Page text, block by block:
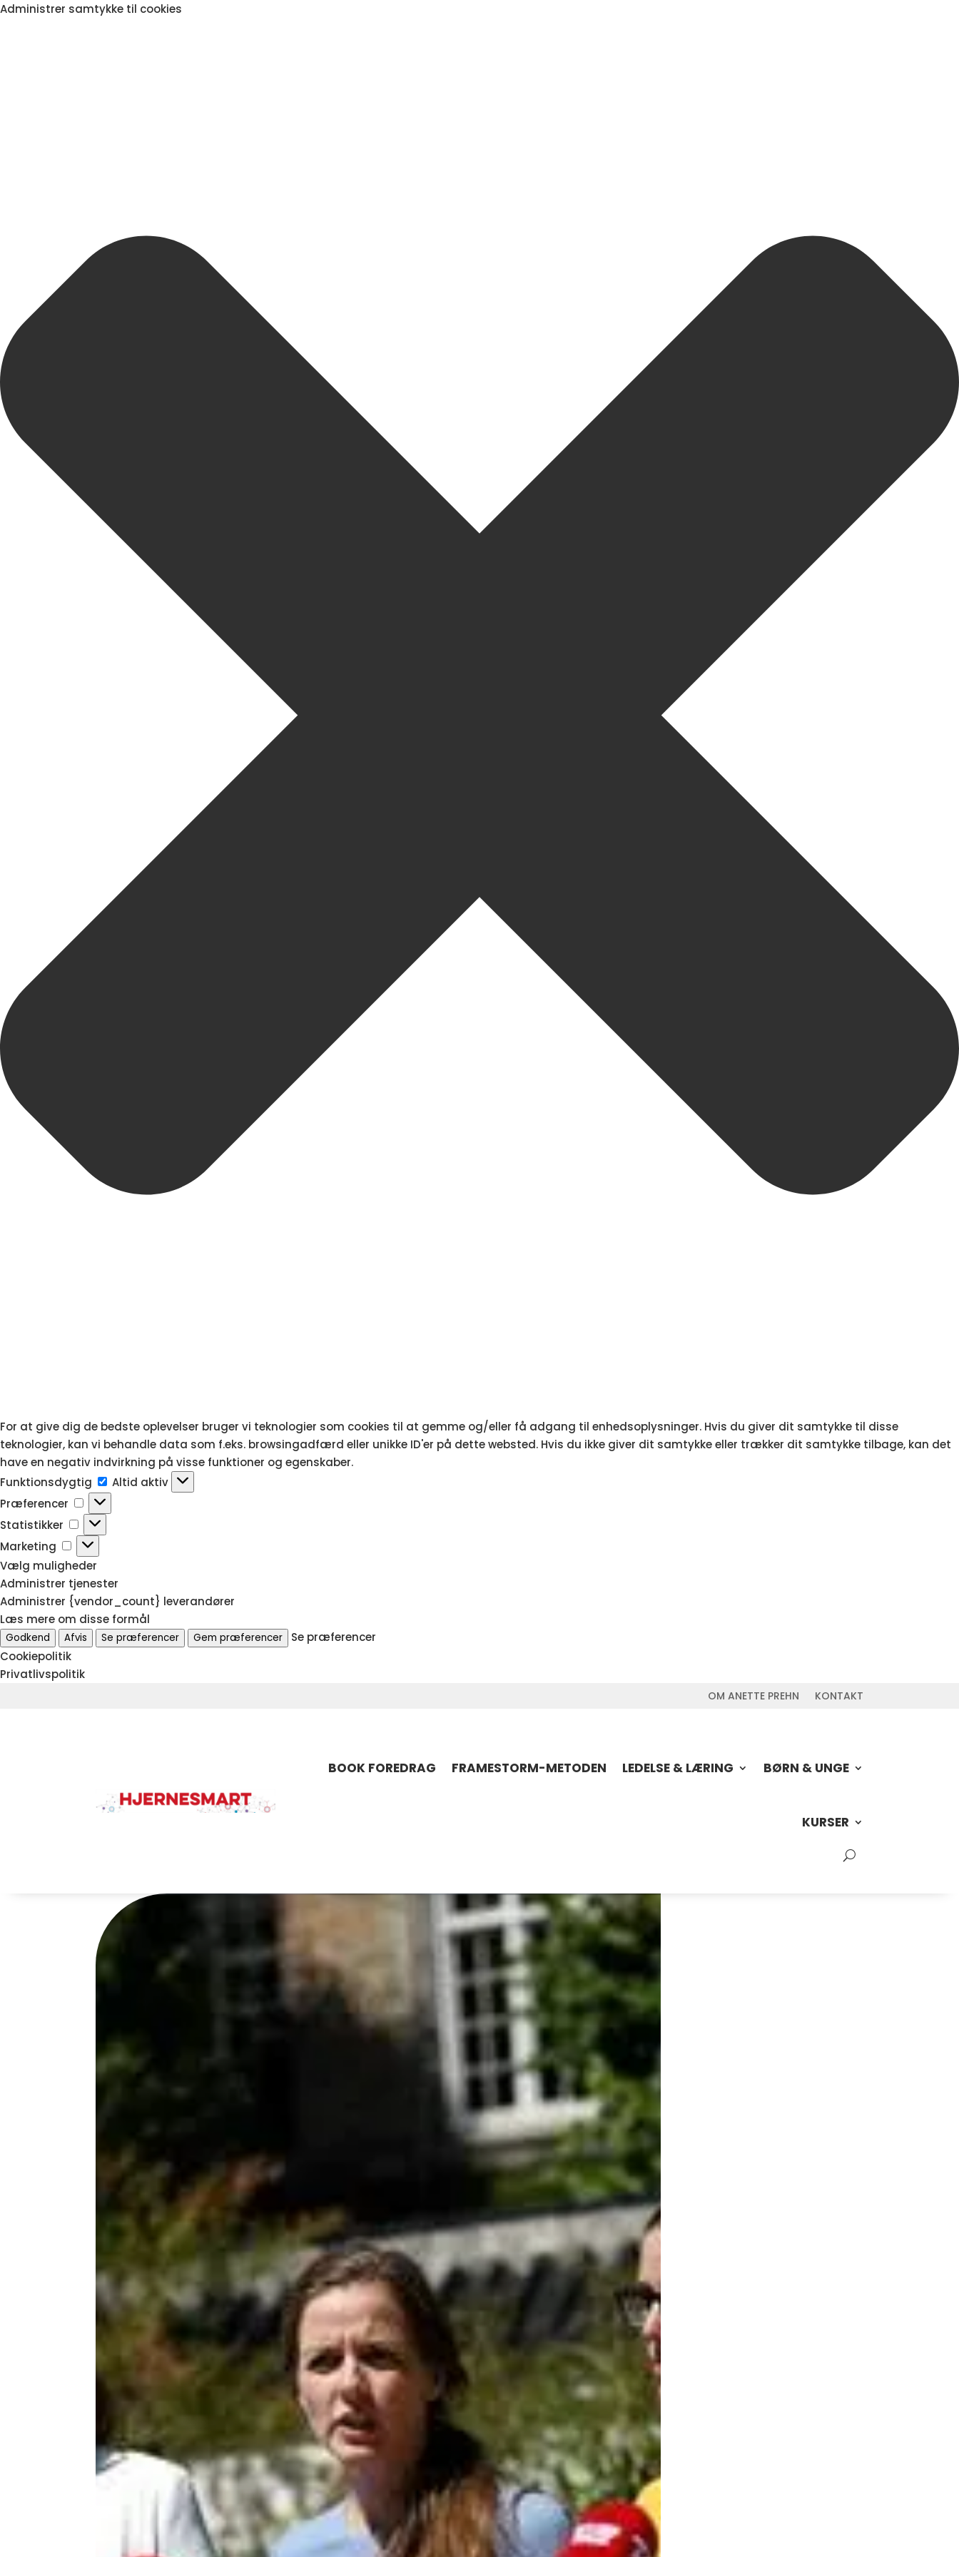
Administrer samtykke til cookies
For at give dig de bedste oplevelser bruger vi teknologier som cookies til at gemme og/eller få adgang til enhedsoplysninger. Hvis du giver dit samtykke til disse
teknologier, kan vi behandle data som f.eks. browsingadfærd eller unikke ID'er på dette websted. Hvis du ikke giver dit samtykke eller trækker dit samtykke tilbage, kan det
have en negativ indvirkning på visse funktioner og egenskaber.
Funktionsdygtig
Funktionsdygtig
Altid aktiv
Præferencer
Præferencer
Statistikker
Statistikker
Marketing
Marketing
Vælg muligheder
Administrer tjenester
Administrer {vendor_count} leverandører
Læs mere om disse formål
Godkend Afvis Se præferencer Gem præferencer
Se præferencer
Cookiepolitik
Privatlivspolitik
OM ANETTE PREHN KONTAKT
BOOK FOREDRAG FRAMESTORM-METODEN LEDELSE & LÆRING BØRN & UNGE
KURSER